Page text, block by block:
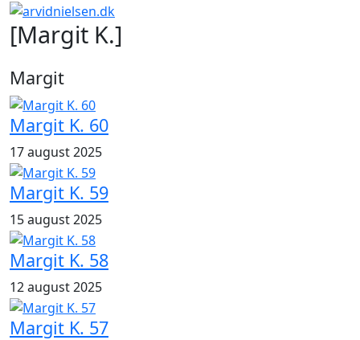
[Margit K.]
Margit
Margit K. 60
17 august 2025
Margit K. 59
15 august 2025
Margit K. 58
12 august 2025
Margit K. 57